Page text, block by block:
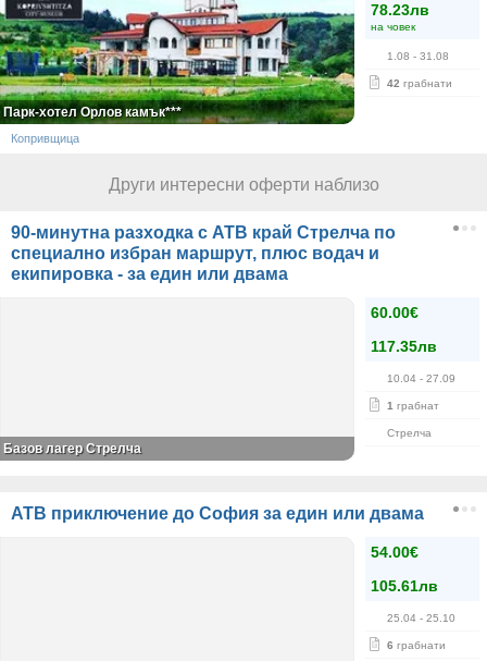
78.23лв
на човек
1.08 - 31.08
42 грабнати
Парк-хотел Орлов камък***
Копривщица
Други интересни оферти наблизо
90-минутна разходка с АТВ край Стрелча по
специално избран маршрут, плюс водач и
екипировка - за един или двама
60.00€
117.35лв
10.04 - 27.09
1 грабнат
Стрелча
Базов лагер Стрелча
АТВ приключение до София за един или двама
54.00€
105.61лв
25.04 - 25.10
6 грабнати